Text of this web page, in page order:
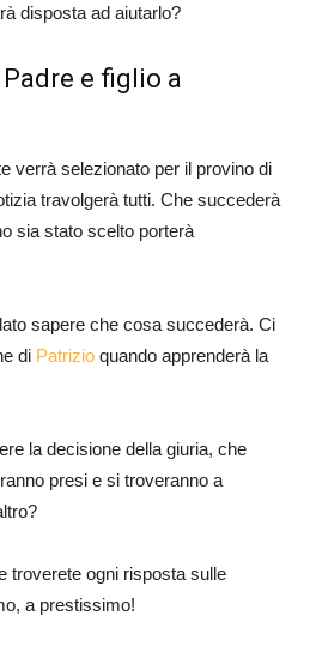
disposta ad aiutarlo?
e figlio a
verrà selezionato per il provino di
travolgerà tutti. Che succederà
sia stato scelto porterà
sapere che cosa succederà. Ci
di Patrizio quando apprenderà la
la decisione della giuria, che
presi e si troveranno a
troverete ogni risposta sulle
a prestissimo!